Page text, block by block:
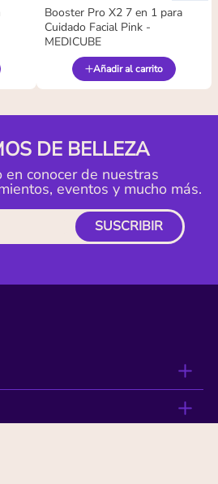
Booster Pro X2 7 en 1 para
Cuidado Facial Pink -
MEDICUBE
Añadir al carrito
DE BELLEZA
en conocer de nuestras
eventos y mucho más.
SUSCRIBIR